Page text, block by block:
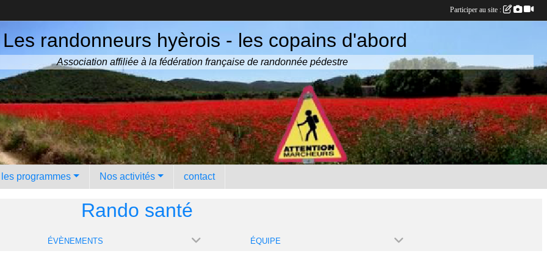
Les randonneurs hyèrois - les copains d'abord
Association affiliée à la fédération française de randonnée pédestre
programmes Nos activités contact
Rando santé
ÉVÈNEMENTS ÉQUIPE
Participer au site :